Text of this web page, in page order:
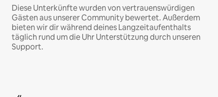
Diese Unterkünfte wurden von vertrauenswürdigen
Gästen aus unserer Community bewertet. Außerdem
bieten wir dir während deines Langzeitaufenthalts
täglich rund um die Uhr Unterstützung durch unseren
Support.